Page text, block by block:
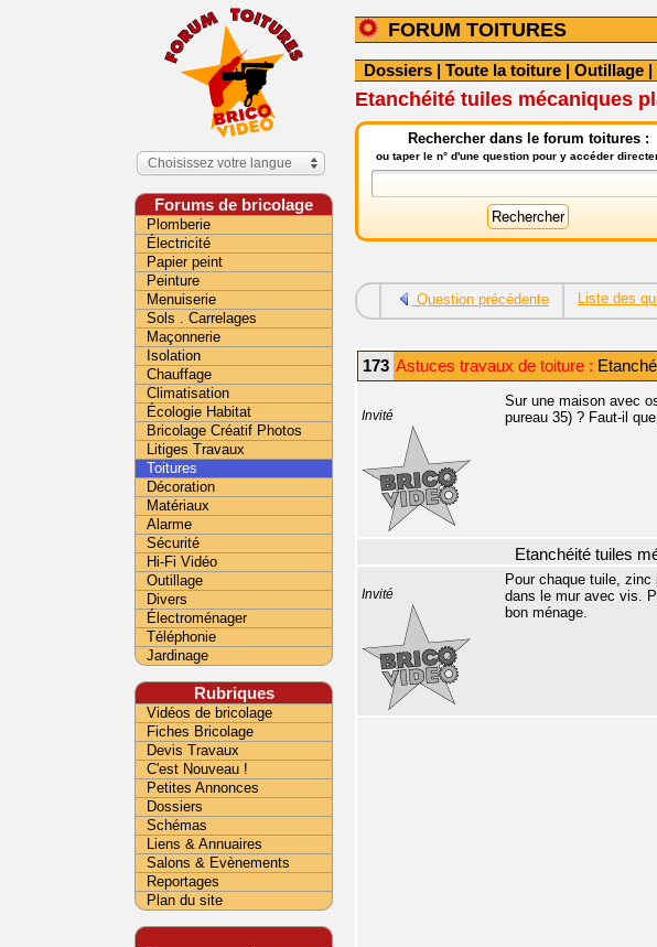
FORUM TOITURES
Dossiers | Toute la toiture | Outillage |
Etanchéité tuiles mécaniques
Rechercher dans le forum toitures :
ou taper le n° d'une question pour y accéder
Question précédente Liste des
173 Astuces travaux de toiture :
Invité
Sur une maison avec
pureau 35) ? Faut-il
Etanchéité tuiles
Invité
Pour chaque tuile,
dans le mur avec vis.
bon ménage.
Choisissez votre langue
Forums de bricolage
Plomberie
Électricité
Papier peint
Peinture
Menuiserie
Sols . Carrelages
Maçonnerie
Isolation
Chauffage
Climatisation
Écologie Habitat
Bricolage Créatif Photos
Litiges Travaux
Toitures
Décoration
Matériaux
Alarme
Sécurité
Hi-Fi Vidéo
Outillage
Divers
Électroménager
Téléphonie
Jardinage
Rubriques
Vidéos de bricolage
Fiches Bricolage
Devis Travaux
C'est Nouveau !
Petites Annonces
Dossiers
Schémas
Liens & Annuaires
Salons & Evènements
Reportages
Plan du site